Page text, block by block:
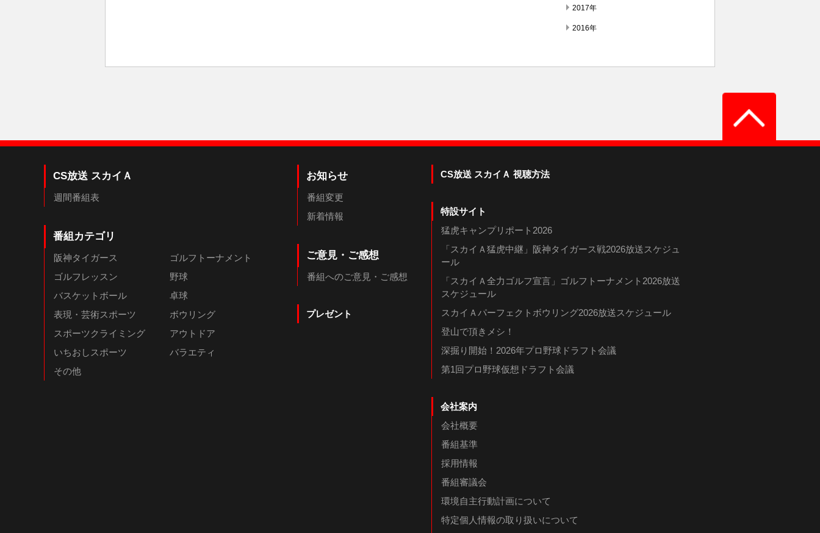
2017年
2016年
CS放送 スカイＡ
週間番組表
番組カテゴリ
阪神タイガース
ゴルフトーナメント
ゴルフレッスン
野球
バスケットボール
卓球
表現・芸術スポーツ
ボウリング
スポーツクライミング
アウトドア
いちおしスポーツ
バラエティ
その他
お知らせ
番組変更
新着情報
ご意見・ご感想
番組へのご意見・ご感想
プレゼント
CS放送 スカイＡ 視聴方法
特設サイト
猛虎キャンプリポート2026
「スカイＡ猛虎中継」阪神タイガース戦2026放送スケジュ
ール
「スカイＡ全力ゴルフ宣言」ゴルフトーナメント2026放送
スケジュール
スカイＡパーフェクトボウリング2026放送スケジュール
登山で頂きメシ！
深掘り開始！2026年プロ野球ドラフト会議
第1回プロ野球仮想ドラフト会議
会社案内
会社概要
番組基準
採用情報
番組審議会
環境自主行動計画について
特定個人情報の取り扱いについて